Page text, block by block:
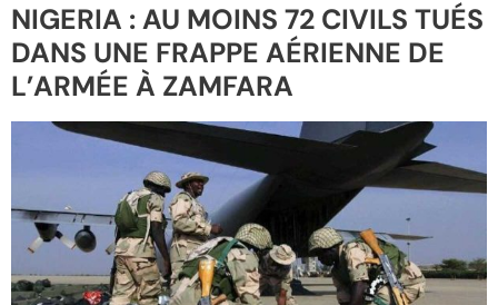
NIGERIA : AU MOINS 72 CIVILS TUÉS
DANS UNE FRAPPE AÉRIENNE DE
L’ARMÉE À ZAMFARA